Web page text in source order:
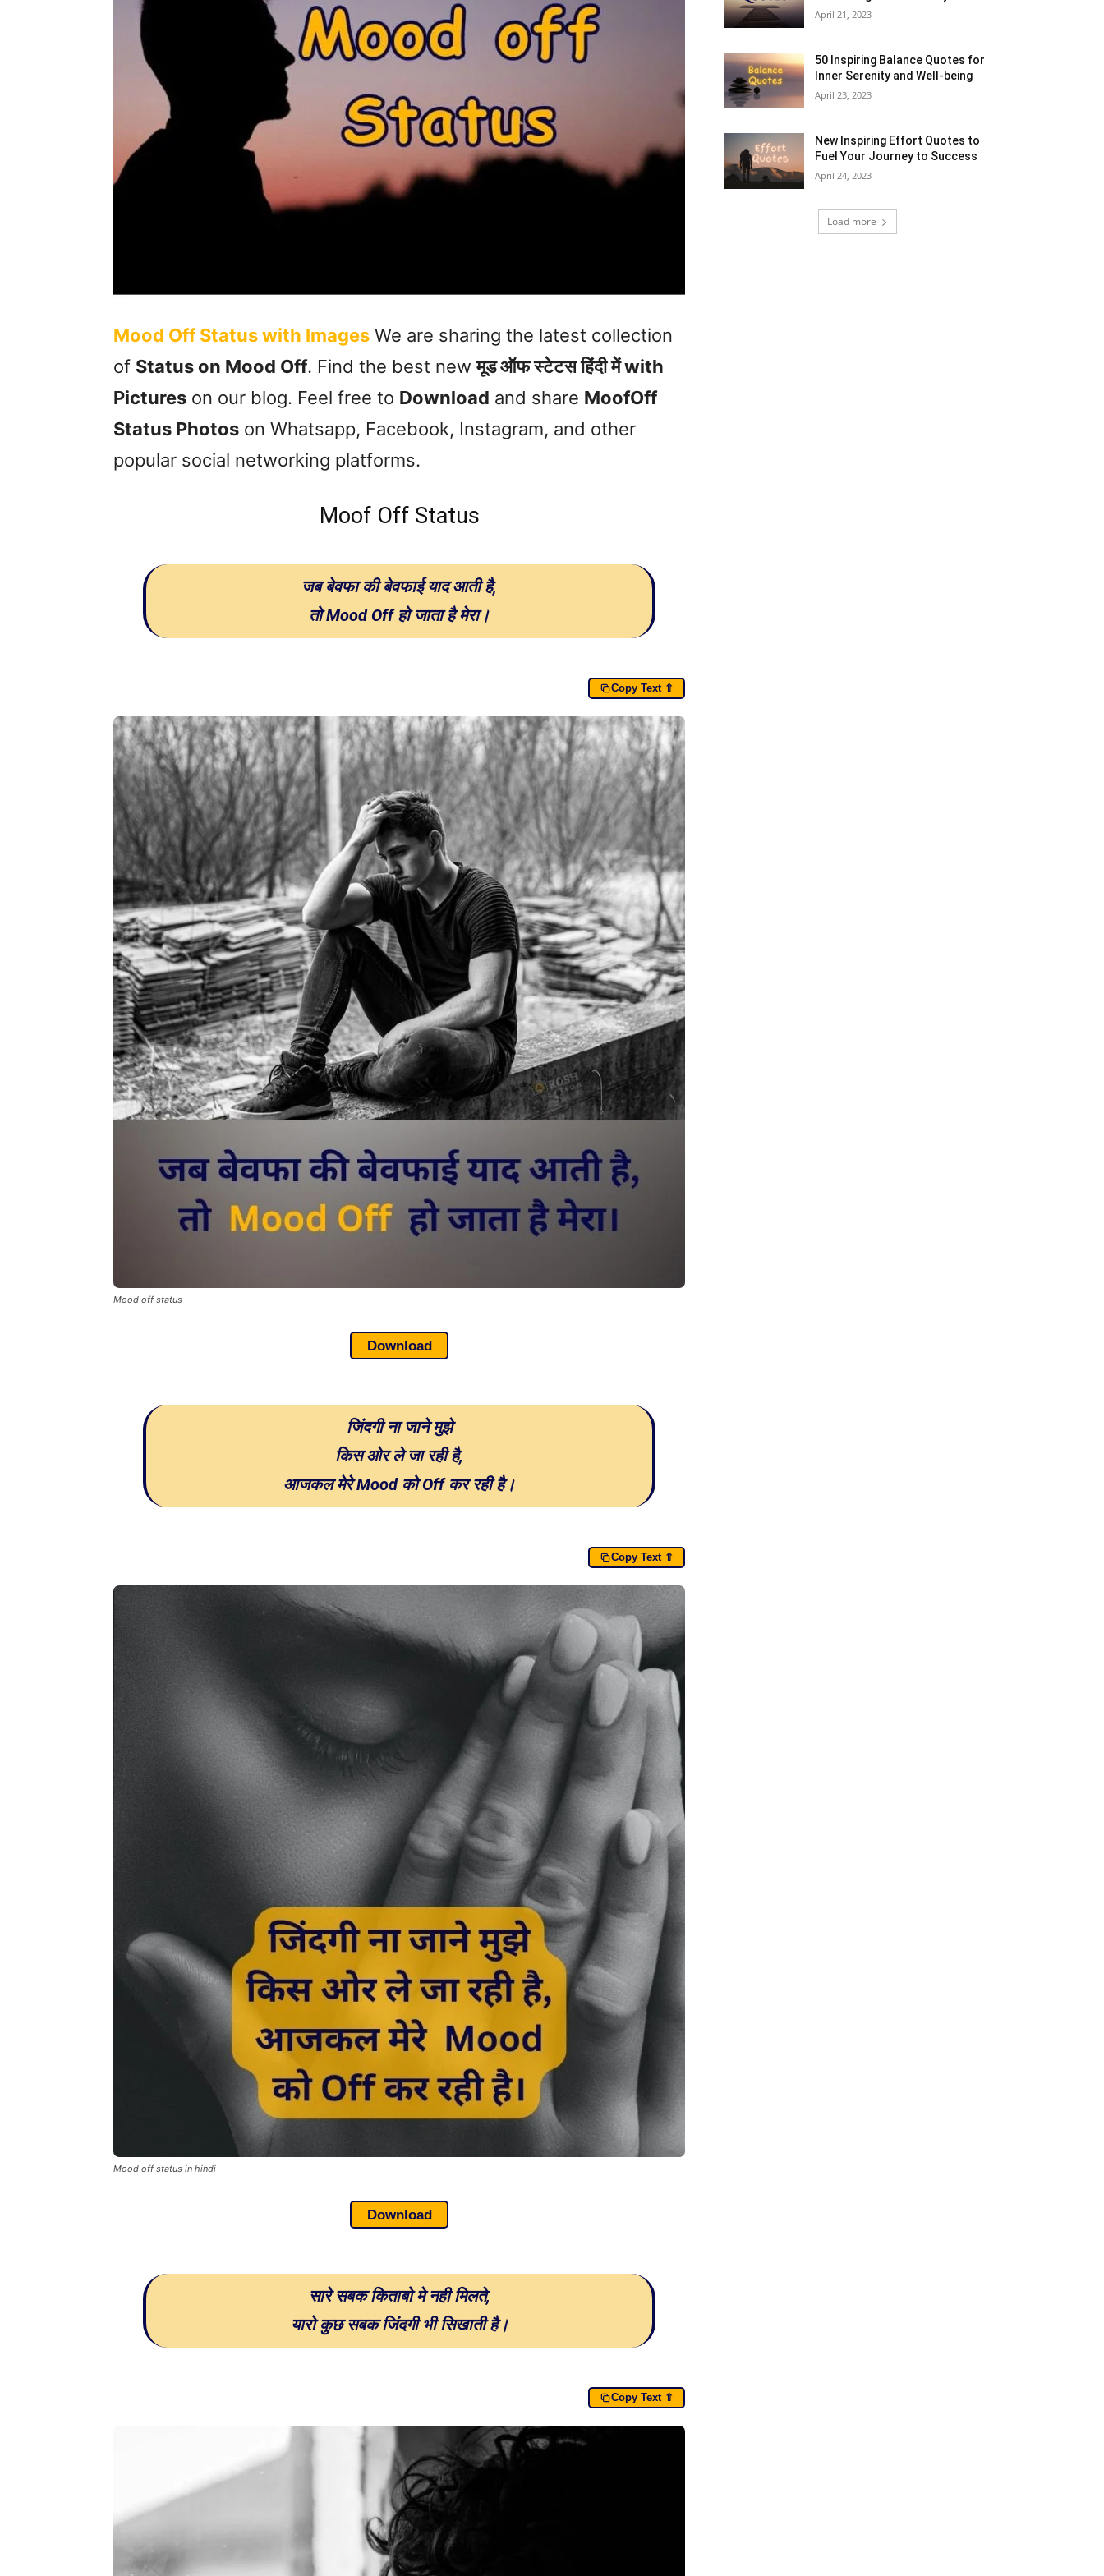
Mood Off Status with Images We are sharing the latest collection
of Status on Mood Off. Find the best newमूड ऑफ स्टेटस हिंदी में with
Pictures on our blog. Feel free to Download and share MoofOff
Status Photos on Whatsapp, Facebook, Instagram, and other
popular social networking platforms.
Moof Off Status
जब बेवफा की बेवफाई याद आती है,
तो Mood Off हो जाता है मेरा।
Copy Text ⇧
Mood off status
Download
जिंदगी ना जाने मुझे
किस ओर ले जा रही है,
आजकल मेरे Mood को Off कर रही है।
Copy Text ⇧
Mood off status in hindi
Download
सारे सबक किताबो मे नही मिलते,
यारो कुछ सबक जिंदगी भी सिखाती है।
Copy Text ⇧
April 21, 2023
50 Inspiring Balance Quotes for
Inner Serenity and Well-being
April 23, 2023
New Inspiring Effort Quotes to
Fuel Your Journey to Success
April 24, 2023
Load more